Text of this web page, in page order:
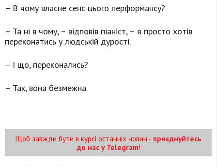
– В чому власне сенс цього перформансу?
– Та ні в чому, – відповів піаніст, – я просто хотів
переконатись у людській дурості.
– І що, переконались?
– Так, вона безмежна.
Щоб завжди бути в курсі останніх новин - приєднуйтесь
до нас у Telegram!